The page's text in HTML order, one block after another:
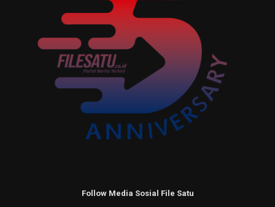
Follow Media Sosial File Satu